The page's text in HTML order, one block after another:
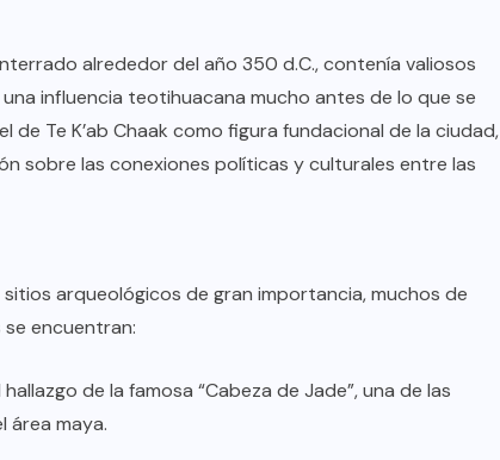
alrededor del año 350 d.C., contenía valiosos
influencia teotihuacana mucho antes de lo que se
Te K’ab Chaak como figura fundacional de la ciudad,
sobre las conexiones políticas y culturales entre las
arqueológicos de gran importancia, muchos de
encuentran:
de la famosa “Cabeza de Jade”, una de las
área maya.